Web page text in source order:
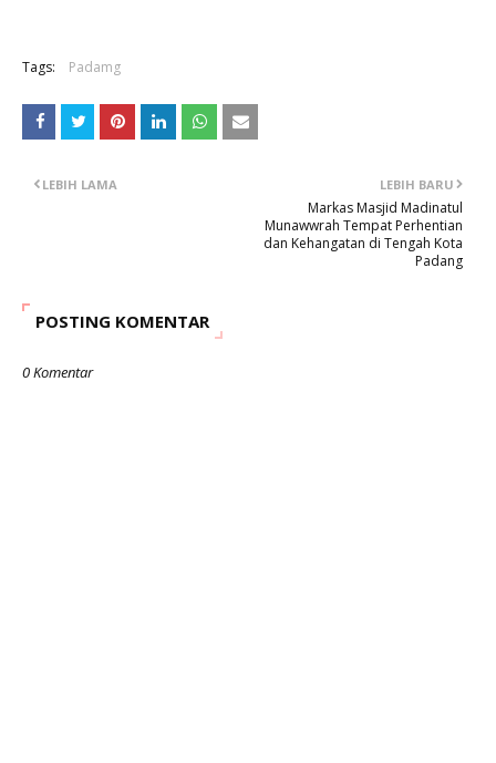
Tags: Padamg
LEBIH BARU
Markas Masjid Madinatul
Munawwrah Tempat Perhentian
dan Kehangatan di Tengah Kota
Padang
LEBIH LAMA
POSTING KOMENTAR
0 Komentar